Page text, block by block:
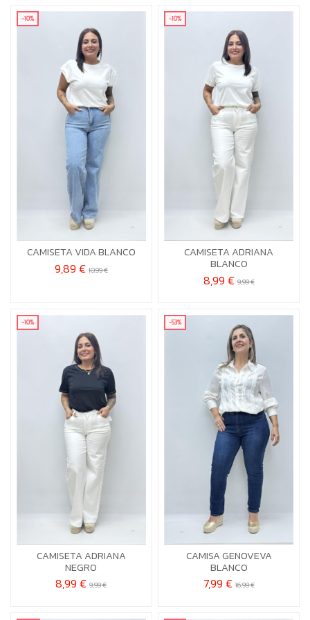
-10%
CAMISETA VIDA BLANCO
9,89 € 10,99 €
XL-2X
 Añadir al carrito
-10%
CAMISETA ADRIANA
BLANCO
8,99 €9,99 €
L-XL
 Añadir al carrito
-10%
CAMISETA ADRIANA
NEGRO
8,99 €9,99 €
L-XL
 Añadir al carrito
-53%
CAMISA GENOVEVA
BLANCO
7,99 €16,99 €
 Añadir al carrito